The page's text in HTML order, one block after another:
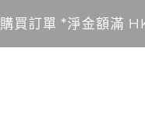
購買訂單 *淨金額滿